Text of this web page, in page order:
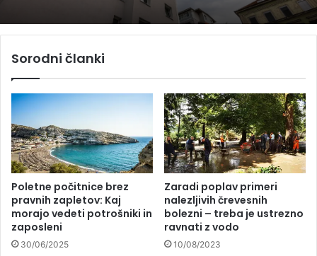
Od 1. julija odprte prijave za študentske
domove
za študente
Sorodni članki
Poletne počitnice brez
pravnih zapletov: Kaj
morajo vedeti potrošniki in
zaposleni
30/06/2025
Zaradi poplav primeri
nalezljivih črevesnih
bolezni – treba je ustrezno
ravnati z vodo
10/08/2023